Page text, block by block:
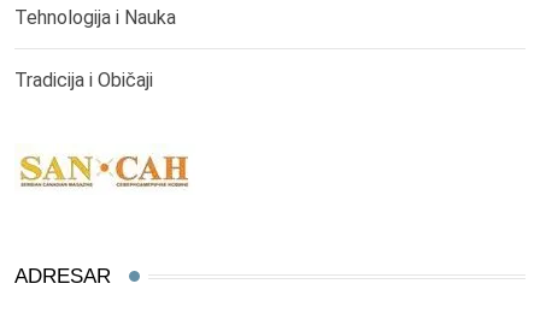
Tehnologija i Nauka
Tradicija i Običaji
ADRESAR